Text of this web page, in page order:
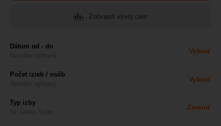
Zobraziť vývoj cien
Dátum od - do
Vybrať
Počet izieb / osôb
Vybrať
Typ izby
Zmeniť